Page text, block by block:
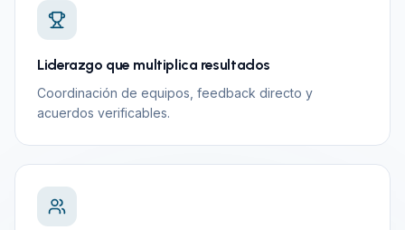
Liderazgo que multiplica resultados
Coordinación de equipos, feedback directo y
acuerdos verificables.